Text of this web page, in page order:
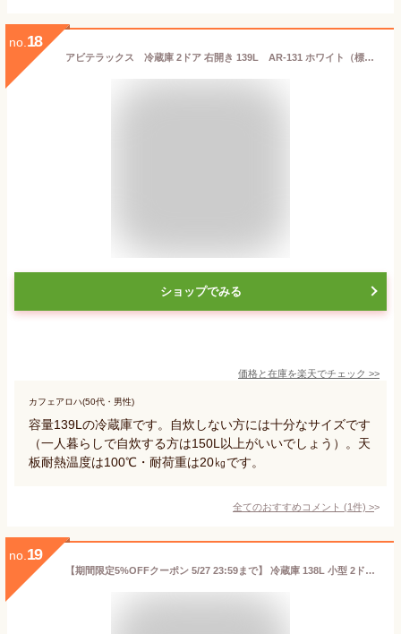
no. 18
アビテラックス 冷蔵庫 2ドア 右開き 139L AR-131 ホワイト（標準設置無料）
ショップでみる
価格と在庫を楽天でチェック >>
カフェアロハ(50代・男性)
容量139Lの冷蔵庫です。自炊しない方には十分なサイズです
（一人暮らしで自炊する方は150L以上がいいでしょう）。天
板耐熱温度は100℃・耐荷重は20㎏です。
全てのおすすめコメント (1件) >
no. 19
【期間限定5%OFFクーポン 5/27 23:59まで】 冷蔵庫 138L 小型 2ドア 新生活 ひとり暮らし 一人暮らし コンパクト 右開き オフィス 単身 おしゃれ 白 ホワイト 1年保証 MAXZEN マクスゼン JR138ML01WH 新生活 エクプラ特選 レビューCP1000